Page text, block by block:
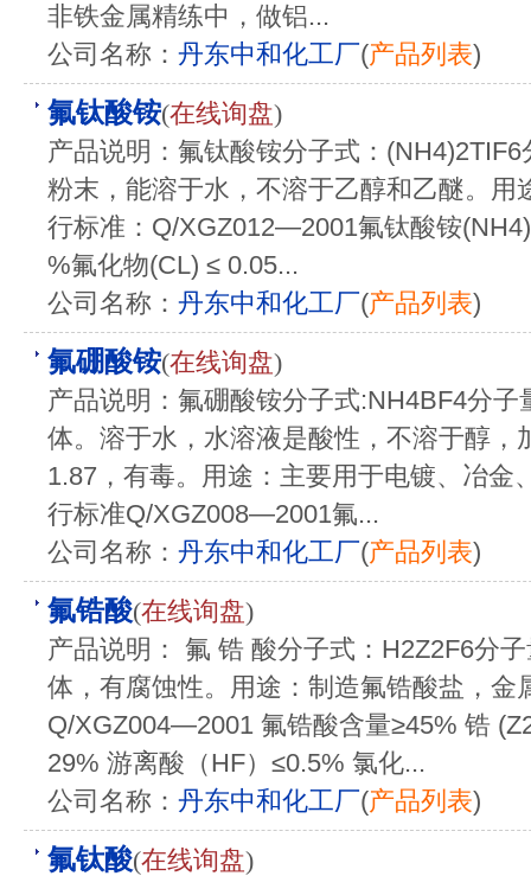
非铁金属精练中，做铝...
公司名称： 丹东中和化工厂(产品列表)
氟钛酸铵(在线询盘)
产品说明：氟钛酸铵分子式：
粉末，能溶于水，不溶于乙醇和乙醚。用
行标准：Q/XGZ012—2001氟钛酸铵
%氟化物(CL) ≤ 0.05...
公司名称： 丹东中和化工厂(产品列表)
氟硼酸铵(在线询盘)
产品说明：氟硼酸铵分子式:NH4BF4分
体。溶于水，水溶液是酸性，不溶于醇
1.87，有毒。用途：主要用于电镀、冶金
行标准Q/XGZ008—2001氟...
公司名称： 丹东中和化工厂(产品列表)
氟锆酸(在线询盘)
产品说明： 氟 锆 酸分子式：H2Z2F6分
体，有腐蚀性。用途：制造氟锆酸盐，金
Q/XGZ004—2001 氟锆酸含量≥45% 锆
29% 游离酸（HF）≤0.5% 氯化...
公司名称： 丹东中和化工厂(产品列表)
氟钛酸(在线询盘)